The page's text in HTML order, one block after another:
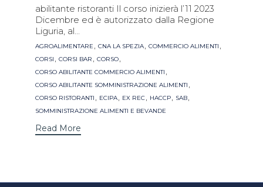
abilitante ristoranti Il corso inizierà l’11 2023
Dicembre ed è autorizzato dalla Regione
Liguria, al...
Tags
AGROALIMENTARE , CNA LA SPEZIA, COMMERCIO ALIMENTI ,
CORSI , CORSI BAR , CORSO,
CORSO ABILITANTE COMMERCIO ALIMENTI ,
CORSO ABILITANTE SOMMINISTRAZIONE ALIMENTI ,
CORSO RISTORANTI , ECIPA, EX REC , HACCP, SAB,
SOMMINISTRAZIONE ALIMENTI E BEVANDE
Read More